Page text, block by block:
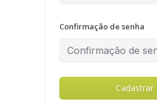
Confirmação de senha
Cadastrar